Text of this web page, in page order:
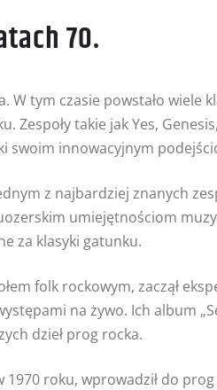
70.
W tym czasie powstało wiele
Zespoły takie jak Yes,
swoim innowacyjnym
z najbardziej znanych
umiejętnościom
za klasyki gatunku.
folk rockowym, zaczął
na żywo. Ich album
dzieł prog rocka.
1970 roku, wprowadził do